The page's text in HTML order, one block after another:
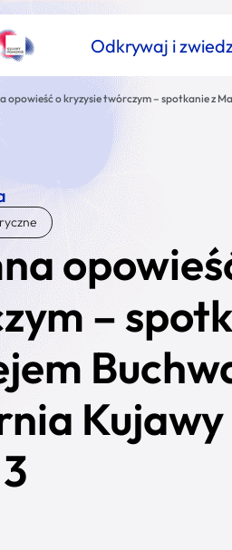
Odkrywaj i
opowieść o kryzysie twórczym – spotkanie z
–